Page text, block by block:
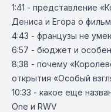
1:41 - представление
Дениса и Егора о
4:43 - французы не
6:57 - бюджет и
8:38 - почему
открытия «Особый
10:33 - какое еще
One и RWV